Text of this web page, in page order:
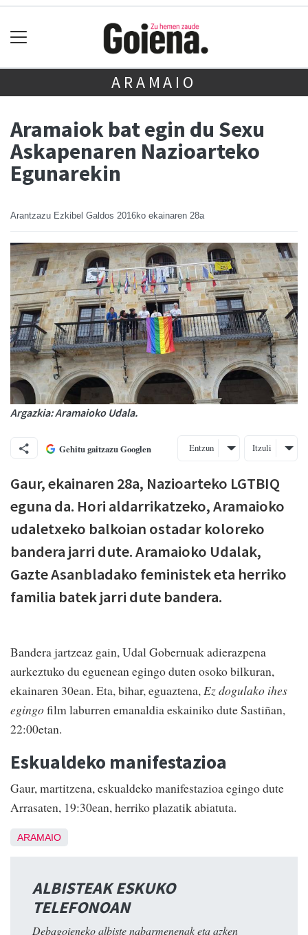
ARAMAIO
Aramaiok bat egin du Sexu
Askapenaren Nazioarteko
Egunarekin
Arantzazu Ezkibel Galdos 2016ko ekainaren 28a
Argazkia: Aramaioko Udala.
Gehitu gaitzazu Googlen Entzun Itzuli
Gaur, ekainaren 28a, Nazioarteko LGTBIQ
eguna da. Hori aldarrikatzeko, Aramaioko
udaletxeko balkoian ostadar koloreko
bandera jarri dute. Aramaioko Udalak,
Gazte Asanbladako feministek eta herriko
familia batek jarri dute bandera.
Bandera jartzeaz gain, Udal Gobernuak adierazpena
aurkeztuko du eguenean egingo duten osoko bilkuran,
ekainaren 30ean. Eta, bihar, eguaztena,Ez dogulako ihes
egingofilm laburren emanaldia eskainiko dute Sastiñan,
22:00etan.
Eskualdeko manifestazioa
Gaur, martitzena, eskualdeko manifestazioa egingo dute
Arrasaten, 19:30ean, herriko plazatik abiatuta.
ARAMAIO
ALBISTEAK ESKUKO
TELEFONOAN
Debagoieneko albiste nabarmenenak eta azken